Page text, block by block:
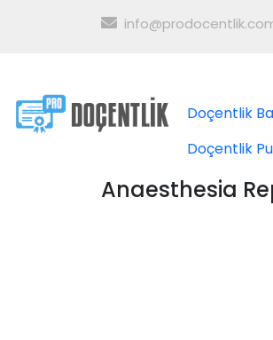
Doçentlik
Doçentlik
Anaesthesia